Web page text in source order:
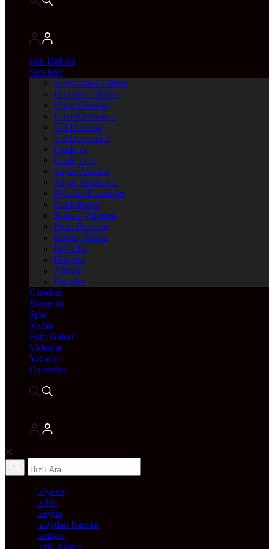
Son Dakika
Servisler
Vizyondaki Filmler
Haftanin Filmleri
Hava Durumu
Hava Durumu 2
Yol Durumu
Yol Durumu 2
Canlı Tv
Canlı Tv 2
Yayın Akışları
Yayın Akışları 2
Nöbetçi Eczaneler
Canlı Borsa
Namaz Vakitleri
Puan Durumu
Kripto Paralar
Dövizler
Hisseler
Altınlar
Pariteler
Gündem
Ekonomi
Spor
Kadın
Foto Galeri
Videolar
Yazarlar
Gazeteler
ziyaret
zihin
zeytin
Zeydan Karalar
zengin
zeki müren